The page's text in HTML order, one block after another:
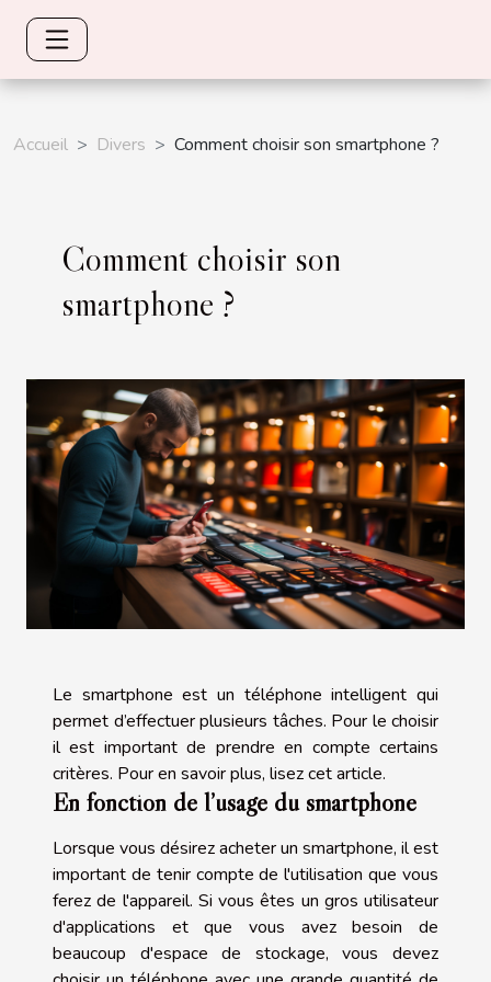
Accueil Divers Comment choisir son smartphone ?
Comment choisir son
smartphone ?
Le smartphone est un téléphone intelligent qui
permet d’effectuer plusieurs tâches. Pour le choisir
il est important de prendre en compte certains
critères. Pour en savoir plus, lisez cet article.
En fonction de l’usage du smartphone
Lorsque vous désirez acheter un smartphone, il est
important de tenir compte de l'utilisation que vous
ferez de l'appareil. Si vous êtes un gros utilisateur
d'applications et que vous avez besoin de
beaucoup d'espace de stockage, vous devez